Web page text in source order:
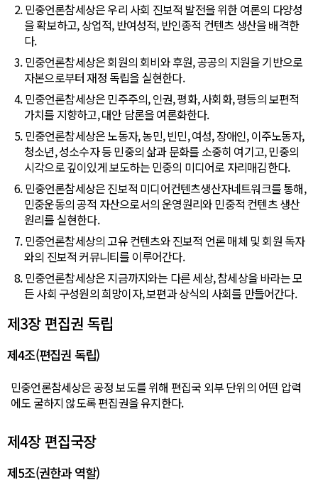
2. 민중언론참세상은 우리 사회 진보적 발전을 위한 여론의 다양성
을 확보하고, 상업적, 반여성적, 반인종적 컨텐츠 생산을 배격한
다.
3. 민중언론참세상은 회원의 회비와 후원, 공공의 지원을 기반으로
자본으로부터 재정 독립을 실현한다.
4. 민중언론참세상은 민주주의, 인권, 평화, 사회화, 평등의 보편적
가치를 지향하고, 대안 담론을 여론화한다.
5. 민중언론참세상은 노동자, 농민, 빈민, 여성, 장애인, 이주노동자,
청소년, 성소수자 등 민중의 삶과 문화를 소중히 여기고, 민중의
시각으로 깊이있게 보도하는 민중의 미디어로 자리매김한다.
6. 민중언론참세상은 진보적 미디어컨텐츠생산자네트워크를 통해,
민중운동의 공적 자산으로서의 운영원리와 민중적 컨텐츠 생산
원리를 실현한다.
7. 민중언론참세상의 고유 컨텐츠와 진보적 언론 매체 및 회원 독자
와의 진보적 커뮤니티를 이루어간다.
8. 민중언론참세상은 지금까지와는 다른 세상, 참세상을 바라는 모
든 사회 구성원의 희망이자, 보편과 상식의 사회를 만들어간다.
제3장 편집권 독립
제4조(편집권 독립)
민중언론참세상은 공정 보도를 위해 편집국 외부 단위의 어떤 압력
에도 굴하지 않도록 편집권을 유지한다.
제4장 편집국장
제5조(권한과 역할)